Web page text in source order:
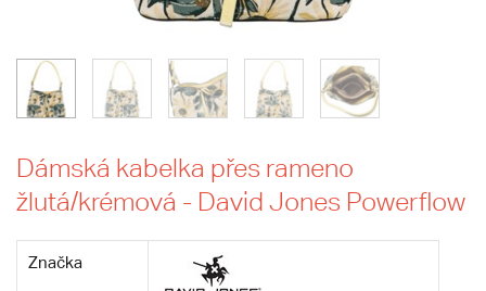
Dámská kabelka přes rameno
žlutá/krémová - David Jones Powerflow
Značka